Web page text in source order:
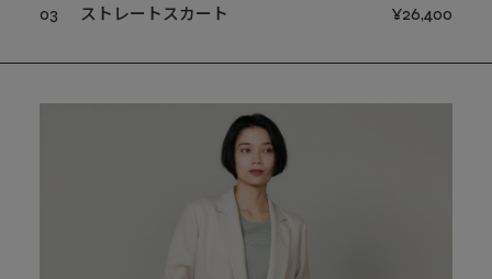
03
ストレートスカート ¥26,400